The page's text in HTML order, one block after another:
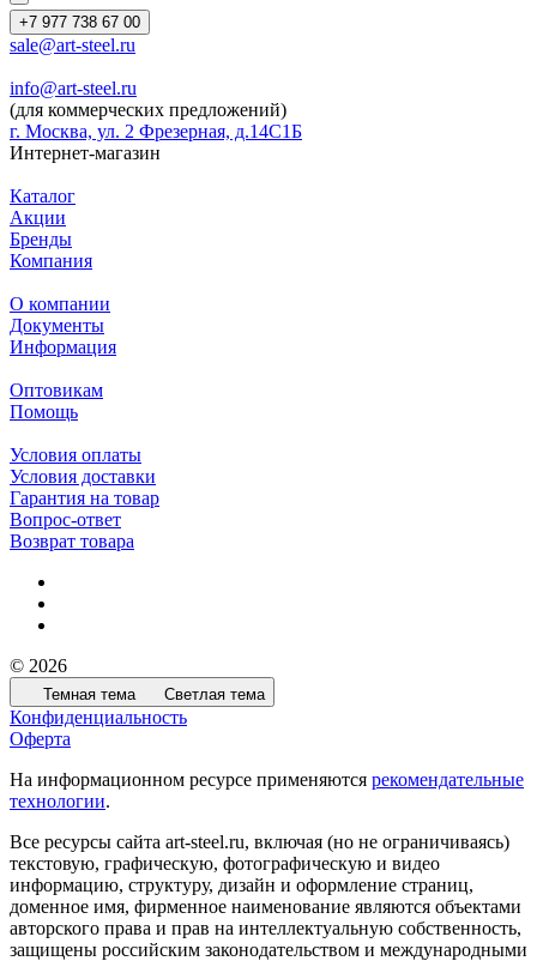
+7 977 738 67 00
sale@art-steel.ru
info@art-steel.ru
(для коммерческих предложений)
г. Москва, ул. 2 Фрезерная, д.14С1Б
Интернет-магазин
Каталог
Акции
Бренды
Компания
О компании
Документы
Информация
Оптовикам
Помощь
Условия оплаты
Условия доставки
Гарантия на товар
Вопрос-ответ
Возврат товара
© 2026
Темная тема Светлая тема
Конфиденциальность
Оферта
На информационном ресурсе применяются рекомендательные
технологии.
Все ресурсы сайта art-steel.ru, включая (но не ограничиваясь)
текстовую, графическую, фотографическую и видео
информацию, структуру, дизайн и оформление страниц,
доменное имя, фирменное наименование являются объектами
авторского права и прав на интеллектуальную собственность,
защищены российским законодательством и международными